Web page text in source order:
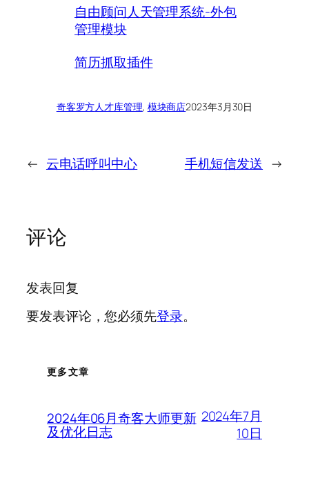
自由顾问人天管理系统-外包
管理模块
简历抓取插件
奇客罗方人才库管理, 模块商店2023年3月30日
← 云电话呼叫中心 手机短信发送 →
评论
发表回复
要发表评论，您必须先登录。
更多文章
2024年06月奇客大师更新
及优化日志
2024年7月
10日